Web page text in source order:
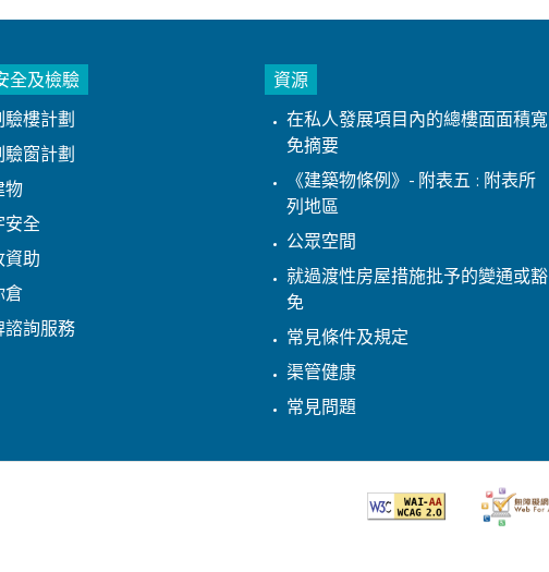
全及檢驗
樓計劃
窗計劃
物
安全
資助
倉
諮詢服務
資源
在私人發展項目內的總樓面面積寬
免摘要
《建築物條例》- 附表五 : 附表所
列地區
公眾空間
就過渡性房屋措施批予的變通或豁
免
常見條件及規定
渠管健康
常見問題